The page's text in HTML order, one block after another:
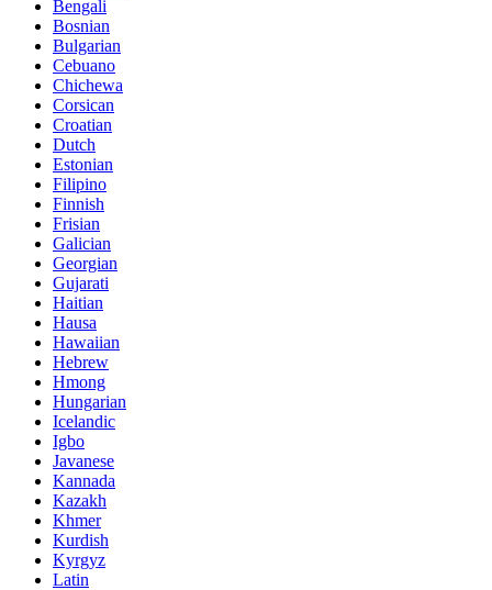
Bengali
Bosnian
Bulgarian
Cebuano
Chichewa
Corsican
Croatian
Dutch
Estonian
Filipino
Finnish
Frisian
Galician
Georgian
Gujarati
Haitian
Hausa
Hawaiian
Hebrew
Hmong
Hungarian
Icelandic
Igbo
Javanese
Kannada
Kazakh
Khmer
Kurdish
Kyrgyz
Latin